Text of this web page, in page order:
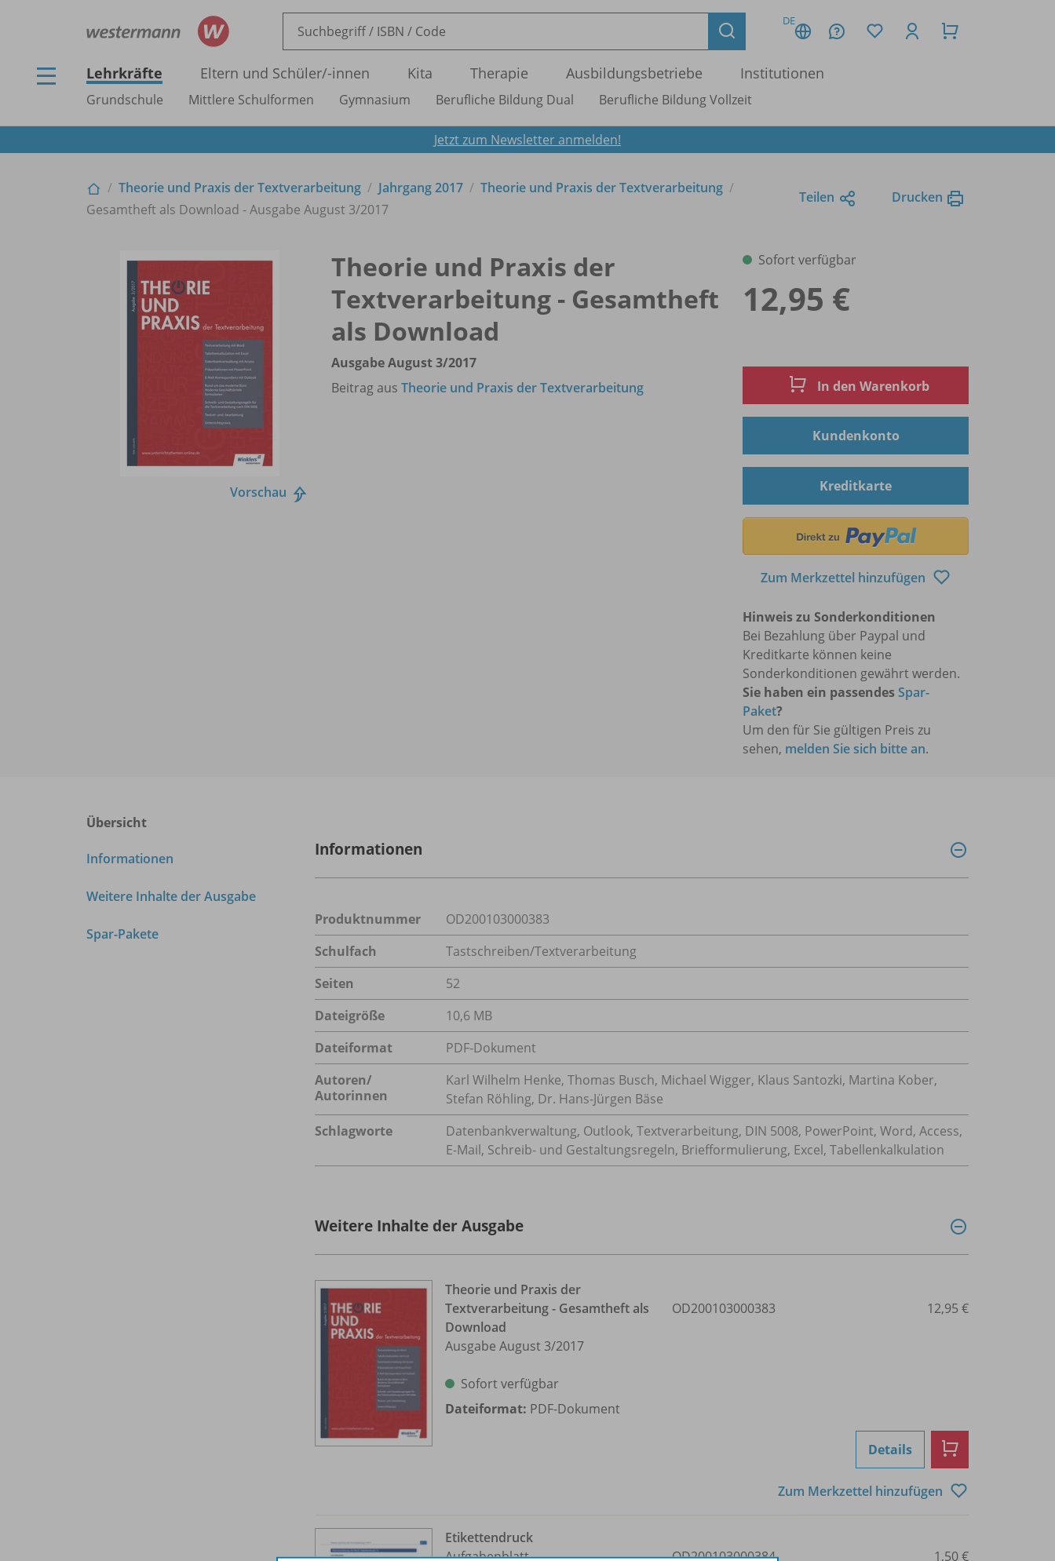
DE
Lehrkräfte Eltern und Schüler/-innen Kita Therapie Ausbildungsbetriebe Institutionen
Grundschule Mittlere Schulformen Gymnasium Berufliche Bildung Dual Berufliche Bildung Vollzeit
Jetzt zum Newsletter anmelden!
Theorie und Praxis der Textverarbeitung Jahrgang 2017
Theorie und Praxis der Textverarbeitung
Gesamtheft als Download - Ausgabe August 3/2017
Teilen Drucken
Vorschau
Theorie und Praxis der
Textverarbeitung - Gesamtheft
als Download
Ausgabe August 3/2017
Beitrag aus Theorie und Praxis der Textverarbeitung
Sofort verfügbar
12,95 €
In den Warenkorb
Kundenkonto
Kreditkarte
Zum Merkzettel hinzufügen
Hinweis zu Sonderkonditionen
Bei Bezahlung über Paypal und
Kreditkarte können keine
Sonderkonditionen gewährt werden.
Sie haben ein passendesSpar-
Paket?
Um den für Sie gültigen Preis zu
sehen, melden Sie sich bitte an.
Übersicht
Informationen
Weitere Inhalte der Ausgabe
Spar-Pakete
Informationen
Produktnummer
OD200103000383
Schulfach
Tastschreiben/Textverarbeitung
Seiten
52
Dateigröße
10,6 MB
Dateiformat
PDF-Dokument
Autoren/
Autorinnen
Karl Wilhelm Henke, Thomas Busch, Michael Wigger, Klaus Santozki, Martina Kober,
Stefan Röhling, Dr. Hans-Jürgen Bäse
Schlagworte
Datenbankverwaltung, Outlook, Textverarbeitung, DIN 5008, PowerPoint, Word, Access,
E-Mail, Schreib- und Gestaltungsregeln, Briefformulierung, Excel, Tabellenkalkulation
Weitere Inhalte der Ausgabe
Theorie und Praxis der
Textverarbeitung - Gesamtheft als
Download
Ausgabe August 3/2017
Sofort verfügbar
Dateiformat: PDF-Dokument
OD200103000383 12,95 €
Details
Zum Merkzettel hinzufügen
Etikettendruck
Aufgabenblatt
OD200103000384 1,50 €